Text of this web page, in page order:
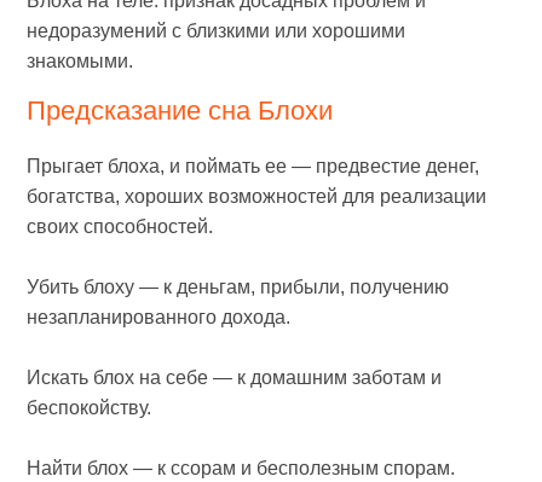
недоразумений с близкими или хорошими
знакомыми.
Предсказание сна Блохи
Прыгает блоха, и поймать ее — предвестие денег,
богатства, хороших возможностей для реализации
своих способностей.
Убить блоху — к деньгам, прибыли, получению
незапланированного дохода.
Искать блох на себе — к домашним заботам и
беспокойству.
Найти блох — к ссорам и бесполезным спорам.